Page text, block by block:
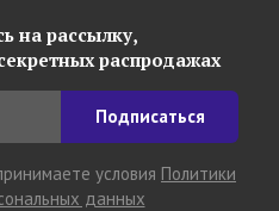
на рассылку,
распродажах
Подписаться
условия Политики
данных